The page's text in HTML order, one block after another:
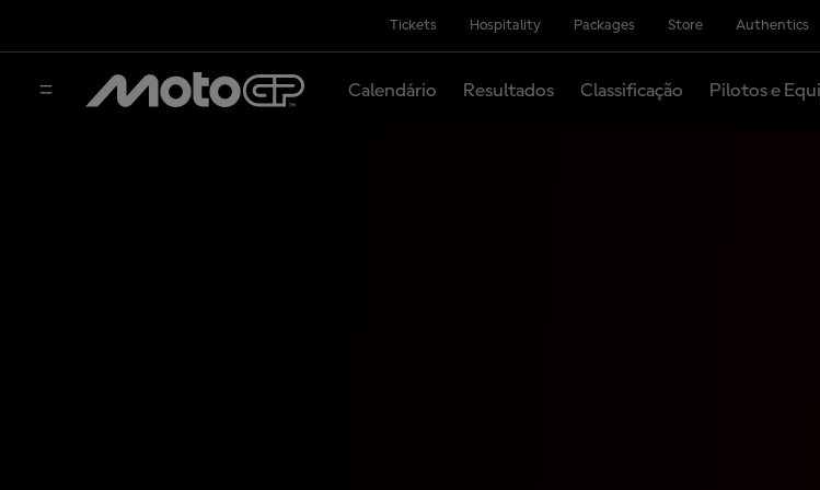
Tickets Hospitality Packages Store Authentics
Calendário Resultados Classificação Pilotos e